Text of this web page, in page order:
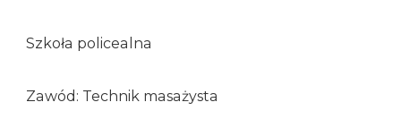
Szkoła policealna
Zawód: Technik masażysta